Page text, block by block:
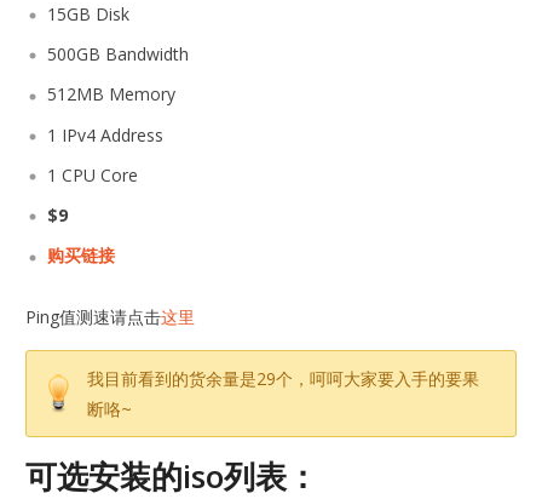
15GB Disk
500GB Bandwidth
512MB Memory
1 IPv4 Address
1 CPU Core
$9
购买链接
Ping值测速请点击这里
我目前看到的货余量是29个，呵呵大家要入手的要果
断咯~
可选安装的iso列表：